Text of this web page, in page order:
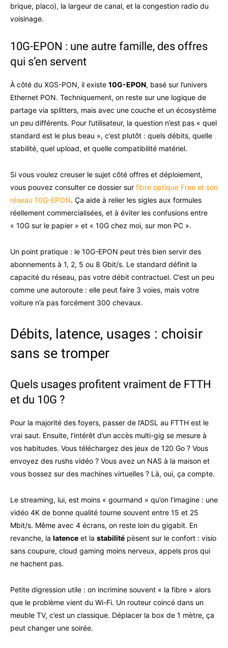
brique, placo), la largeur de canal, et la congestion radio du
voisinage.
10G-EPON : une autre famille, des offres
qui s’en servent
À côté du XGS-PON, il existe 10G-EPON, basé sur l’univers
Ethernet PON. Techniquement, on reste sur une logique de
partage via splitters, mais avec une couche et un écosystème
un peu différents. Pour l’utilisateur, la question n’est pas « quel
standard est le plus beau », c’est plutôt : quels débits, quelle
stabilité, quel upload, et quelle compatibilité matériel.
Si vous voulez creuser le sujet côté offres et déploiement,
vous pouvez consulter ce dossier sur fibre optique Free et son
réseau 10G-EPON. Ça aide à relier les sigles aux formules
réellement commercialisées, et à éviter les confusions entre
« 10G sur le papier » et « 10G chez moi, sur mon PC ».
Un point pratique : le 10G-EPON peut très bien servir des
abonnements à 1, 2, 5 ou 8 Gbit/s. Le standard définit la
capacité du réseau, pas votre débit contractuel. C’est un peu
comme une autoroute : elle peut faire 3 voies, mais votre
voiture n’a pas forcément 300 chevaux.
Débits, latence, usages : choisir
sans se tromper
Quels usages profitent vraiment de FTTH
et du 10G ?
Pour la majorité des foyers, passer de l’ADSL au FTTH est le
vrai saut. Ensuite, l’intérêt d’un accès multi-gig se mesure à
vos habitudes. Vous téléchargez des jeux de 120 Go ? Vous
envoyez des rushs vidéo ? Vous avez un NAS à la maison et
vous bossez sur des machines virtuelles ? Là, oui, ça compte.
Le streaming, lui, est moins « gourmand » qu’on l’imagine : une
vidéo 4K de bonne qualité tourne souvent entre 15 et 25
Mbit/s. Même avec 4 écrans, on reste loin du gigabit. En
revanche, la latence et la stabilité pèsent sur le confort : visio
sans coupure, cloud gaming moins nerveux, appels pros qui
ne hachent pas.
Petite digression utile : on incrimine souvent « la fibre » alors
que le problème vient du Wi-Fi. Un routeur coincé dans un
meuble TV, c’est un classique. Déplacer la box de 1 mètre, ça
peut changer une soirée.